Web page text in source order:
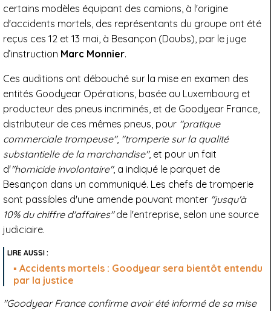
certains modèles équipant des camions, à l'origine
d'accidents mortels, des représentants du groupe ont été
reçus ces 12 et 13 mai, à Besançon (Doubs), par le juge
d’instruction Marc Monnier.
Ces auditions ont débouché sur la mise en examen des
entités Goodyear Opérations, basée au Luxembourg et
producteur des pneus incriminés, et de Goodyear France,
distributeur de ces mêmes pneus, pour "pratique
commerciale trompeuse", "tromperie sur la qualité
substantielle de la marchandise", et pour un fait
d'"homicide involontaire", a indiqué le parquet de
Besançon dans un communiqué. Les chefs de tromperie
sont passibles d'une amende pouvant monter "jusqu'à
10% du chiffre d'affaires"de l'entreprise, selon une source
judiciaire.
Accidents mortels : Goodyear sera bientôt entendu
par la justice
"Goodyear France confirme avoir été informé de sa mise